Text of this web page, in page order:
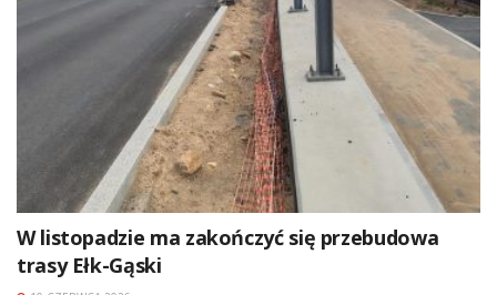
W listopadzie ma zakończyć się przebudowa
trasy Ełk-Gąski